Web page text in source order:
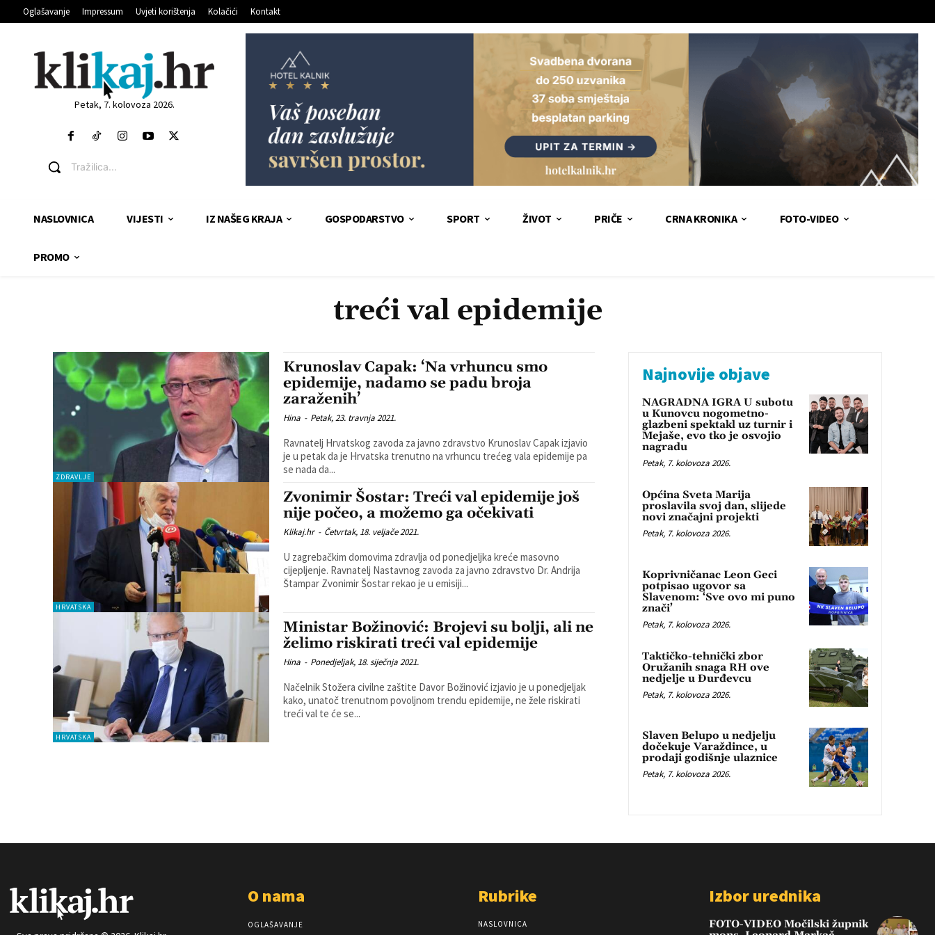
Oglašavanje Impressum Uvjeti korištenja Kolačići Kontakt
Petak, 7. kolovoza 2026.
Tražilica...
NASLOVNICA VIJESTI IZ NAŠEG KRAJA GOSPODARSTVO SPORT ŽIVOT PRIČE CRNA KRONIKA FOTO-VIDEO
PROMO
treći val epidemije
ZDRAVLJE
Krunoslav Capak: ‘Na vrhuncu smo
epidemije, nadamo se padu broja
zaraženih’
Hina - Petak, 23. travnja 2021.
Ravnatelj Hrvatskog zavoda za javno zdravstvo Krunoslav Capak izjavio
je u petak da je Hrvatska trenutno na vrhuncu trećeg vala epidemije pa
se nada da...
HRVATSKA
Zvonimir Šostar: Treći val epidemije još
nije počeo, a možemo ga očekivati
Klikaj.hr - Četvrtak, 18. veljače 2021.
U zagrebačkim domovima zdravlja od ponedjeljka kreće masovno
cijepljenje. Ravnatelj Nastavnog zavoda za javno zdravstvo Dr. Andrija
Štampar Zvonimir Šostar rekao je u emisiji...
HRVATSKA
Ministar Božinović: Brojevi su bolji, ali ne
želimo riskirati treći val epidemije
Hina - Ponedjeljak, 18. siječnja 2021.
Načelnik Stožera civilne zaštite Davor Božinović izjavio je u ponedjeljak
kako, unatoč trenutnom povoljnom trendu epidemije, ne žele riskirati
treći val te će se...
Najnovije objave
NAGRADNA IGRA U subotu
u Kunovcu nogometno-
glazbeni spektakl uz turnir i
Mejaše, evo tko je osvojio
nagradu
Petak, 7. kolovoza 2026.
Općina Sveta Marija
proslavila svoj dan, slijede
novi značajni projekti
Petak, 7. kolovoza 2026.
Koprivničanac Leon Geci
potpisao ugovor sa
Slavenom: ‘Sve ovo mi puno
znači’
Petak, 7. kolovoza 2026.
Taktičko-tehnički zbor
Oružanih snaga RH ove
nedjelje u Đurđevcu
Petak, 7. kolovoza 2026.
Slaven Belupo u nedjelju
dočekuje Varaždince, u
prodaji godišnje ulaznice
Petak, 7. kolovoza 2026.
O nama
OGLAŠAVANJE
Rubrike
NASLOVNICA
Izbor urednika
FOTO-VIDEO Močilski župnik